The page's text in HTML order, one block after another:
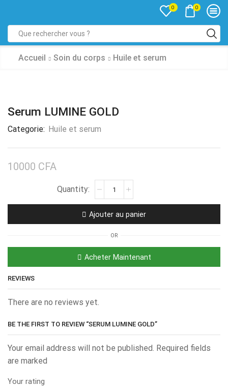
0 0
Accueil Soin du corps Huile et serum
Serum LUMINE GOLD
Categorie: Huile et serum
10000 CFA
Ajouter au panier
OR
Acheter Maintenant
REVIEWS
There are no reviews yet.
BE THE FIRST TO REVIEW “SERUM LUMINE GOLD”
Your email address will not be published. Required fields
are marked
Your rating